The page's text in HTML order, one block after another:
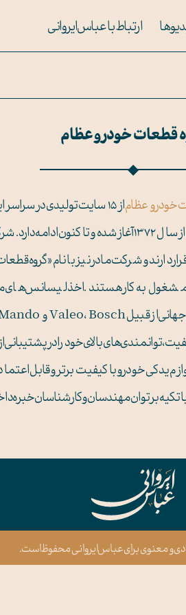
ارتباط با عباس ایروانی
قطعات خودرو عظام
خودرو عظام
از ۱۵ سایت تولیدی در
فعالیت آن از سال ۱۳۷۲ آغاز شده و تا
به‌کار هستند. اخذ لیسانس‌های
توانمندی‌های بالای خود را در
یدکی خودرو با کیفیت برتر و قابل
تکیه بر توان مهندسان و کارشناسان
و معنوی برای عباس ایروانی محفوظ است.